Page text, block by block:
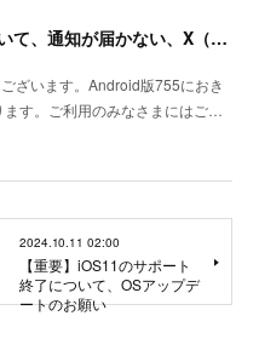
【不具合情報】Android端末において、通知が届かない、X（旧Twitterログインができない）
ざいます。Android版755におき
ます。ご利用のみなさまにはご…
2024.10.11 02:00
【重要】iOS11のサポート
終了について、OSアップデ
ートのお願い